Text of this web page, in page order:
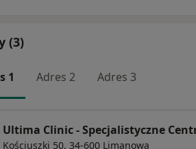
(3)
1 Adres 2 Adres 3
Ultima Clinic - Specjalistyczne
Kościuszki 50, 34-600 Limanowa